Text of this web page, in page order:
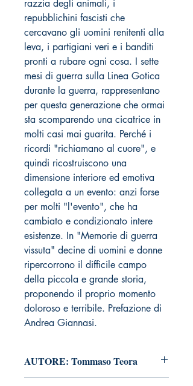
razzia degli animali, i
repubblichini fascisti che
cercavano gli uomini renitenti alla
leva, i partigiani veri e i banditi
pronti a rubare ogni cosa. I sette
mesi di guerra sulla Linea Gotica
durante la guerra, rappresentano
per questa generazione che ormai
sta scomparendo una cicatrice in
molti casi mai guarita. Perché i
ricordi "richiamano al cuore", e
quindi ricostruiscono una
dimensione interiore ed emotiva
collegata a un evento: anzi forse
per molti "l'evento", che ha
cambiato e condizionato intere
esistenze. In "Memorie di guerra
vissuta" decine di uomini e donne
ripercorrono il difficile campo
della piccola e grande storia,
proponendo il proprio momento
doloroso e terribile. Prefazione di
Andrea Giannasi.
AUTORE: Tommaso Teora